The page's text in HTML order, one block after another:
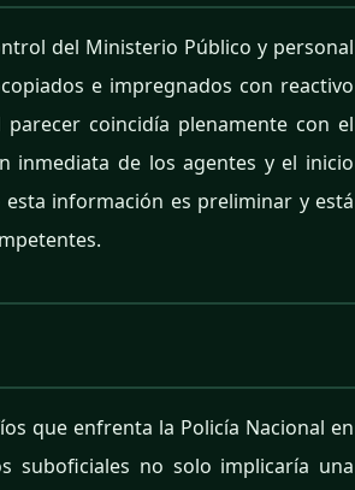
del Ministerio Público y personal
e impregnados con reactivo
coincidía plenamente con el
inmediata de los agentes y el inicio
información es preliminar y está
que enfrenta la Policía Nacional en
suboficiales no solo implicaría una